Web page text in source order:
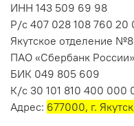
ИНН 143 509 69 98
Р/с 407 028 108 760 20
Якутское отделение
ПАО «Сбербанк России»
БИК 049 805 609
К/с 30 101 810 400 000
Адрес: 677000, г.